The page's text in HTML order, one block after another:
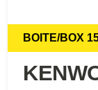
BOITE/BOX